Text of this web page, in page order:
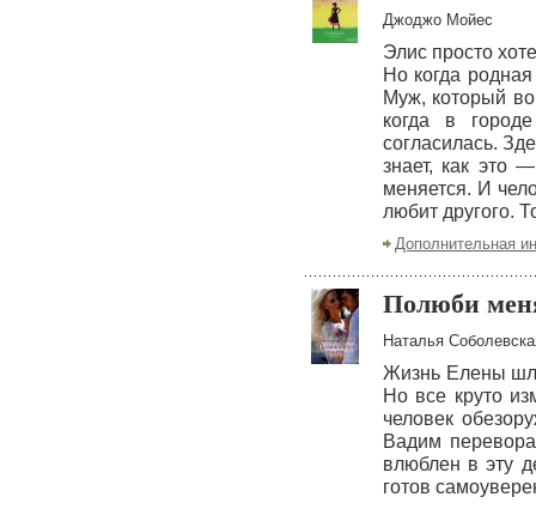
Джоджо Мойес
Элис просто
Но когда
Муж, который
когда в
согласилась.
знает, как это
меняется. И
любит другого.
Дополнительная
Полюби
Наталья
Жизнь Елены
Но все круто
человек
Вадим
влюблен в эту
готов